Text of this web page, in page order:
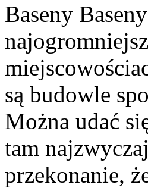
Baseny
są budowle
Można udać
tam
przekonanie,